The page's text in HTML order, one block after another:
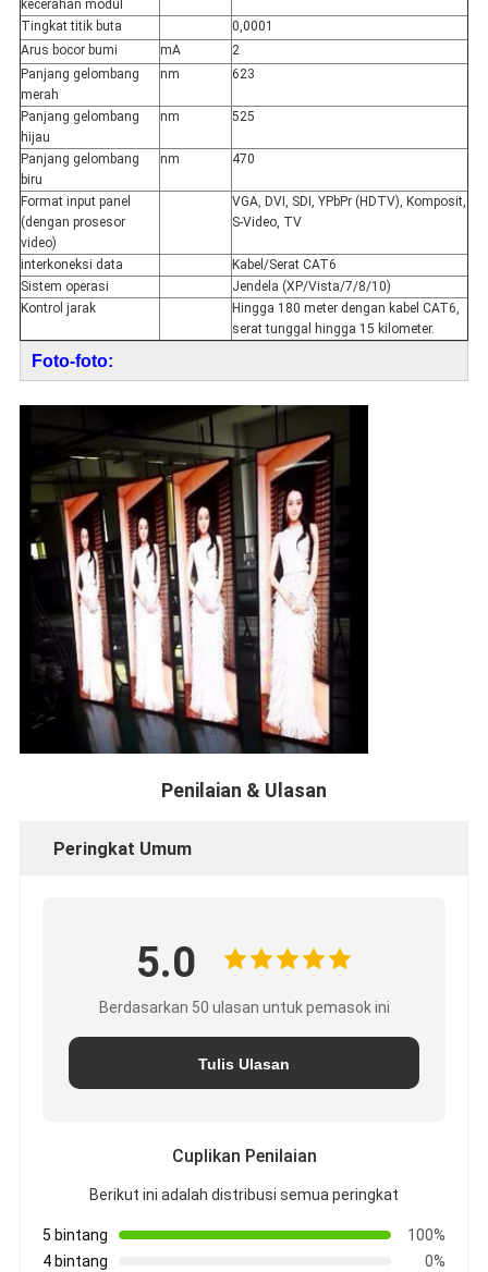
kecerahan modul
Tingkat titik buta
0,0001
Arus bocor bumi
mA
2
Panjang gelombang
merah
nm 623
Panjang gelombang
hijau
nm 525
Panjang gelombang
biru
nm 470
Format input panel
(dengan prosesor
video)
VGA, DVI, SDI, YPbPr (HDTV), Komposit,
S-Video, TV
interkoneksi data
Kabel/Serat CAT6
Sistem operasi
Jendela (XP/Vista/7/8/10)
Kontrol jarak
Hingga 180 meter dengan kabel CAT6,
serat tunggal hingga 15 kilometer.
Foto-foto:
Penilaian & Ulasan
Peringkat Umum
5.0
Berdasarkan 50 ulasan untuk pemasok ini
Tulis Ulasan
Cuplikan Penilaian
Berikut ini adalah distribusi semua peringkat
5 bintang
100%
4 bintang
0%